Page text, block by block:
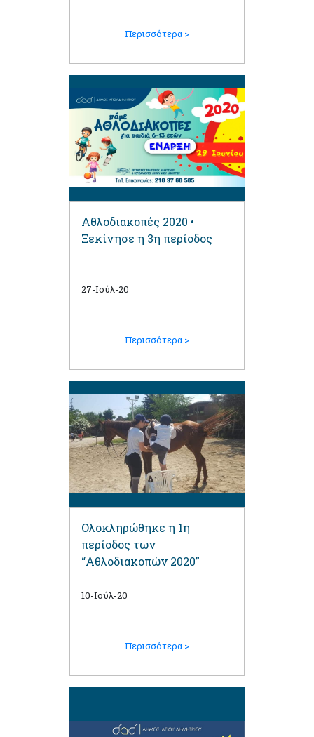
Περισσότερα >
Αθλοδιακοπές 2020 •
Ξεκίνησε η 3η περίοδος
27-Ιούλ-20
Περισσότερα >
Ολοκληρώθηκε η 1η
περίοδος των
“Αθλοδιακοπών 2020”
10-Ιούλ-20
Περισσότερα >